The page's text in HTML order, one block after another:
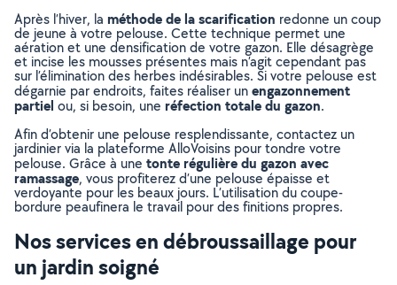
Après l’hiver, la méthode de la scarification redonne un coup
de jeune à votre pelouse. Cette technique permet une
aération et une densification de votre gazon. Elle désagrège
et incise les mousses présentes mais n’agit cependant pas
sur l’élimination des herbes indésirables. Si votre pelouse est
dégarnie par endroits, faites réaliser unengazonnement
partiel ou, si besoin, une réfection totale du gazon.
Afin d’obtenir une pelouse resplendissante, contactez un
jardinier via la plateforme AlloVoisins pour tondre votre
pelouse. Grâce à une tonte régulière du gazon avec
ramassage, vous profiterez d’une pelouse épaisse et
verdoyante pour les beaux jours. L’utilisation du coupe-
bordure peaufinera le travail pour des finitions propres.
Nos services en débroussaillage pour
un jardin soigné